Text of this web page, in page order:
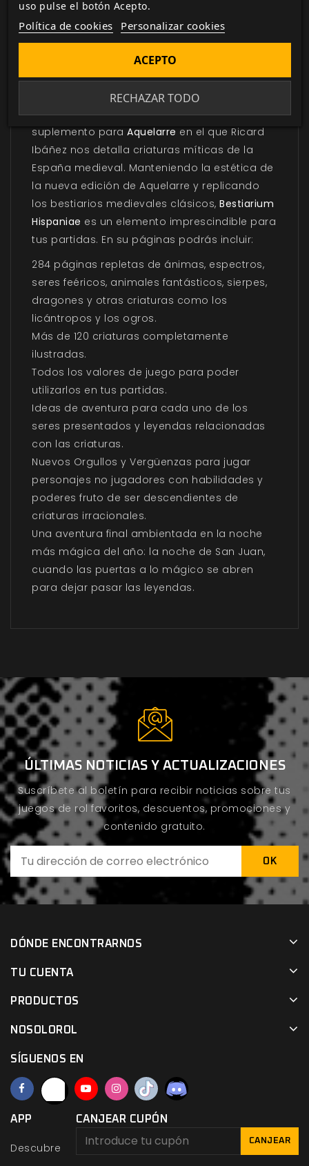
añaden nuevos datos que avivan las historias
hasta hacerlas reales. Bestias ocultas, pueblos
malditos, dragones, espectros… Las leyendas
Bestiarium Hispaniaees un completo
suplemento para Aquelarre en el que Ricard
Ibáñez nos detalla criaturas míticas de la
España medieval. Manteniendo la estética de
la nueva edición de Aquelarre y replicando
los bestiarios medievales clásicos, Bestiarium
Hispaniae es un elemento imprescindible para
tus partidas. En su páginas podrás incluir:
284 páginas repletas de ánimas, espectros,
seres feéricos, animales fantásticos, sierpes,
dragones y otras criaturas como los
licántropos y los ogros.
Más de 120 criaturas completamente
ilustradas.
Todos los valores de juego para poder
utilizarlos en tus partidas.
Ideas de aventura para cada uno de los
seres presentados y leyendas relacionadas
con las criaturas.
Nuevos Orgullos y Vergüenzas para jugar
personajes no jugadores con habilidades y
poderes fruto de ser descendientes de
criaturas irracionales.
Una aventura final ambientada en la noche
más mágica del año: la noche de San Juan,
cuando las puertas a lo mágico se abren
para dejar pasar las leyendas.
ÚLTIMAS NOTICIAS Y ACTUALIZACIONES
Suscríbete al boletín para recibir noticias sobre tus
juegos de rol favoritos, descuentos, promociones y
contenido gratuito.
DÓNDE ENCONTRARNOS
TU CUENTA
PRODUCTOS
NOSOLOROL
SÍGUENOS EN
uso pulse el botón Acepto.
Política de cookies Personalizar cookies
RECHAZAR TODO
ACEPTO
APP
Descubre
CANJEAR CUPÓN
CANJEAR